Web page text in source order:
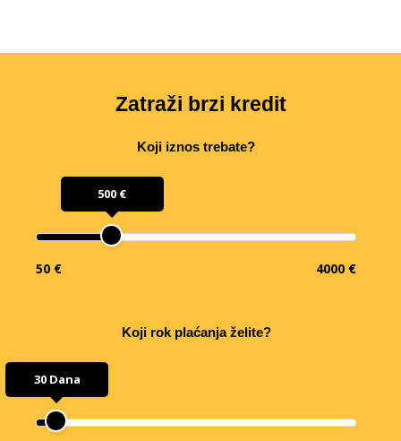
Zatraži brzi kredit
Koji iznos trebate?
500 €
50 € 4000 €
Koji rok plaćanja želite?
30 Dana